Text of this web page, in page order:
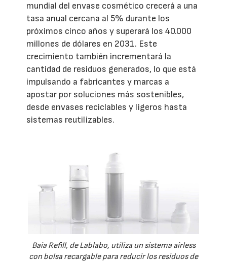
mundial del envase cosmético crecerá a una
tasa anual cercana al 5% durante los
próximos cinco años y superará los 40.000
millones de dólares en 2031. Este
crecimiento también incrementará la
cantidad de residuos generados, lo que está
impulsando a fabricantes y marcas a
apostar por soluciones más sostenibles,
desde envases reciclables y ligeros hasta
sistemas reutilizables.
Baia Refill, de Lablabo, utiliza un sistema airless
con bolsa recargable para reducir los residuos de